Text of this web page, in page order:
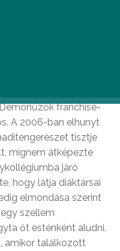
franchise-
A 2006-ban elhunyt
tisztje
mígnem átképezte
járó
hogy látja diáktársai
elmondása szerint
szellem
őt esténként aludni.
amikor találkozott